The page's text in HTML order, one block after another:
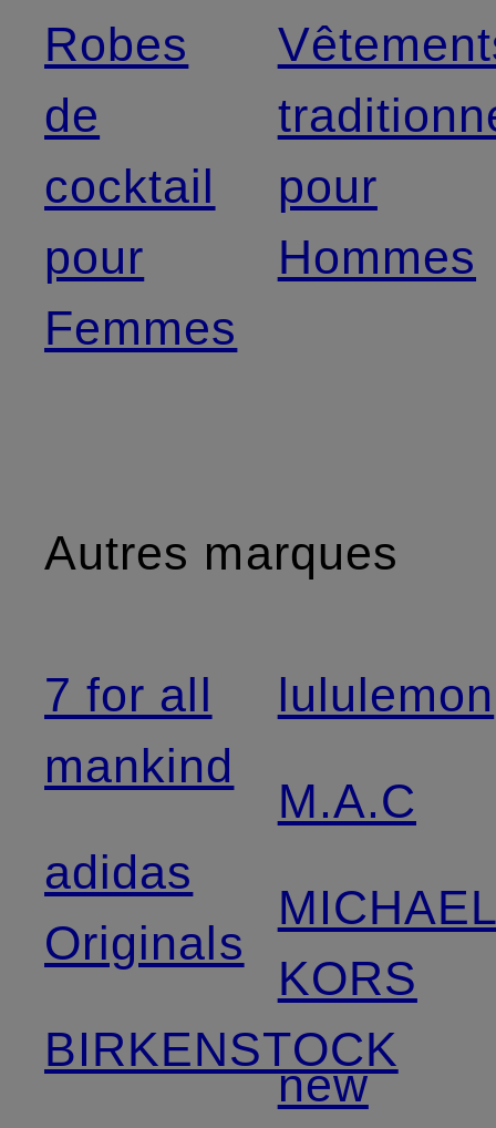
Robes
de
cocktail
pour
Femmes
pour
Hommes
Autres marques
7 for all
mankind
adidas
Originals
BIRKENSTOCK
lululemon
M.A.C
KORS
new